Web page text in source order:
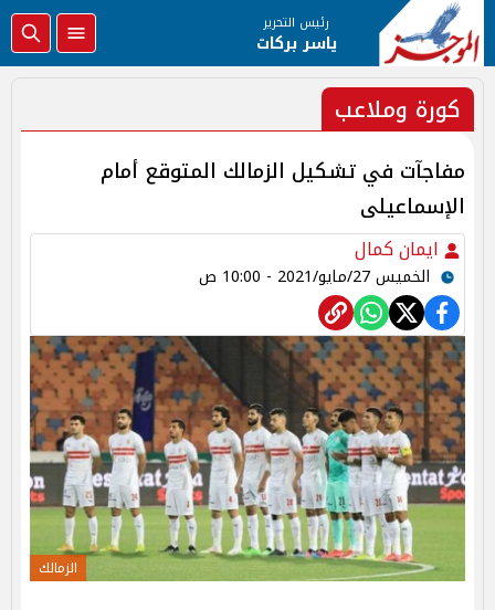
رئيس التحرير
ياسر بركات
كورة وملاعب
مفاجآت في تشكيل الزمالك المتوقع أمام
الإسماعيلى
ايمان كمال
الخميس 27/مايو/2021 - 10:00 ص
الزمالك